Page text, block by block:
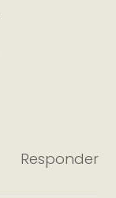
Responder